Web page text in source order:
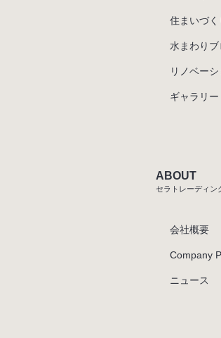
住まいづ
水まわりブ
リノベー
ギャラリー
ABOUT
セラトレーディン
会社概要
Company
ニュース